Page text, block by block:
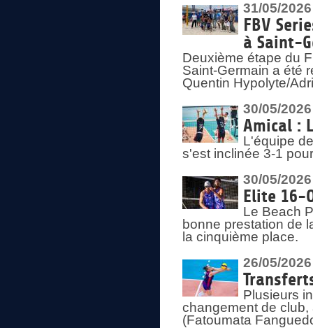
31/05/2026
FBV
à Saint-
Deuxième étape du
Saint-Germain a été
Quentin Hypolyte/
30/05/2026
Amical :
L'équipe
s'est inclinée 3-1
30/05/2026
Elite 16-
Le Beach
bonne prestation de
la cinquième place.
26/05/2026
Plusieurs
changement de
(Fatoumata